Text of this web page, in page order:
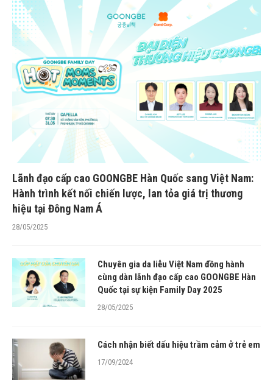
Lãnh đạo cấp cao GOONGBE Hàn Quốc sang Việt Nam:
Hành trình kết nối chiến lược, lan tỏa giá trị thương
hiệu tại Đông Nam Á
28/05/2025
Chuyên gia da liễu Việt Nam đồng hành
cùng dàn lãnh đạo cấp cao GOONGBE Hàn
Quốc tại sự kiện Family Day 2025
28/05/2025
Cách nhận biết dấu hiệu trầm cảm ở trẻ em
17/09/2024